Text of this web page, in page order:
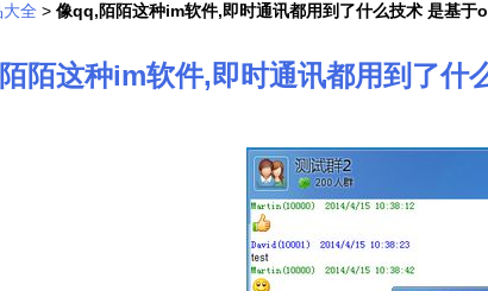
大全 > 像qq,陌陌这种im软件,即时通讯都用到了什么技术 是基
陌这种im软件,即时通讯都用到了什